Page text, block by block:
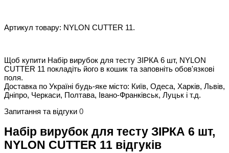
Артикул товару: NYLON CUTTER 11.
Щоб купити Набір вирубок для тесту ЗІРКА 6 шт, NYLON
CUTTER 11 покладіть його в кошик та заповніть обов'язкові
поля.
Доставка по Україні будь-яке місто: Київ, Одеса, Харків, Львів,
Дніпро, Черкаси, Полтава, Івано-Франківськ, Луцьк і т.д.
Запитання та відгуки 0
Набір вирубок для тесту ЗІРКА 6 шт,
NYLON CUTTER 11 відгуків